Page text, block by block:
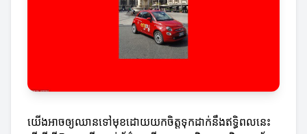
យើងអាចឲ្យឈានទៅមុខដោយយកចិត្តទុកដាក់នឹងឥទ្ធិពលនេះ